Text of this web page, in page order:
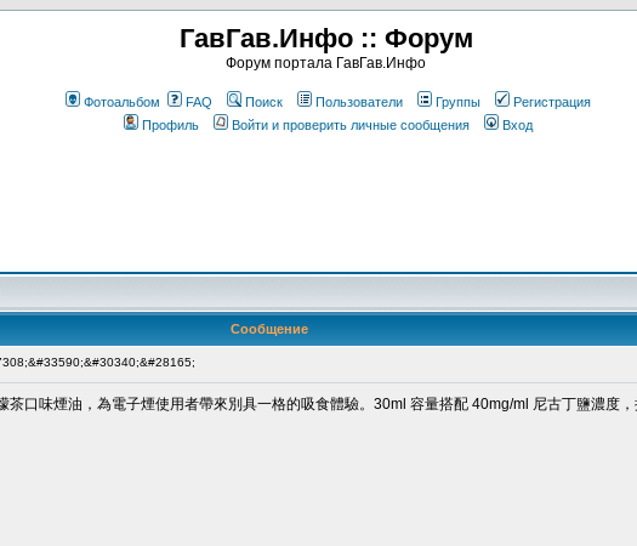
ГавГав.Инфо :: Форум
Форум портала ГавГав.Инфо
Фотоальбом FAQ Поиск Пользователи Группы
Регистрация
Профиль
Войти и проверить личные сообщения Вход
Сообщение
茶口味煙油，為電子煙使用者帶來別具一格的吸食體驗。30ml 容量搭配 40mg/ml 尼古丁鹽濃度